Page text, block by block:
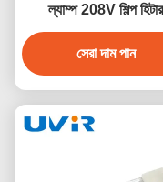
ল্যাম্প 208V শিল্প হিটার
সেরা দাম পান